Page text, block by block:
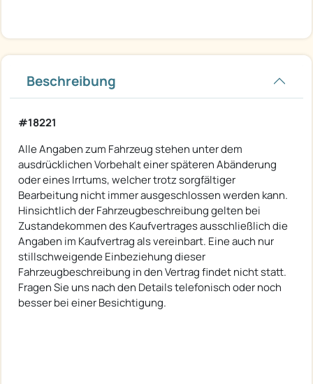
Beschreibung
#18221
Alle Angaben zum Fahrzeug stehen unter dem
ausdrücklichen Vorbehalt einer späteren Abänderung
oder eines Irrtums, welcher trotz sorgfältiger
Bearbeitung nicht immer ausgeschlossen werden kann.
Hinsichtlich der Fahrzeugbeschreibung gelten bei
Zustandekommen des Kaufvertrages ausschließlich die
Angaben im Kaufvertrag als vereinbart. Eine auch nur
stillschweigende Einbeziehung dieser
Fahrzeugbeschreibung in den Vertrag findet nicht statt.
Fragen Sie uns nach den Details telefonisch oder noch
besser bei einer Besichtigung.